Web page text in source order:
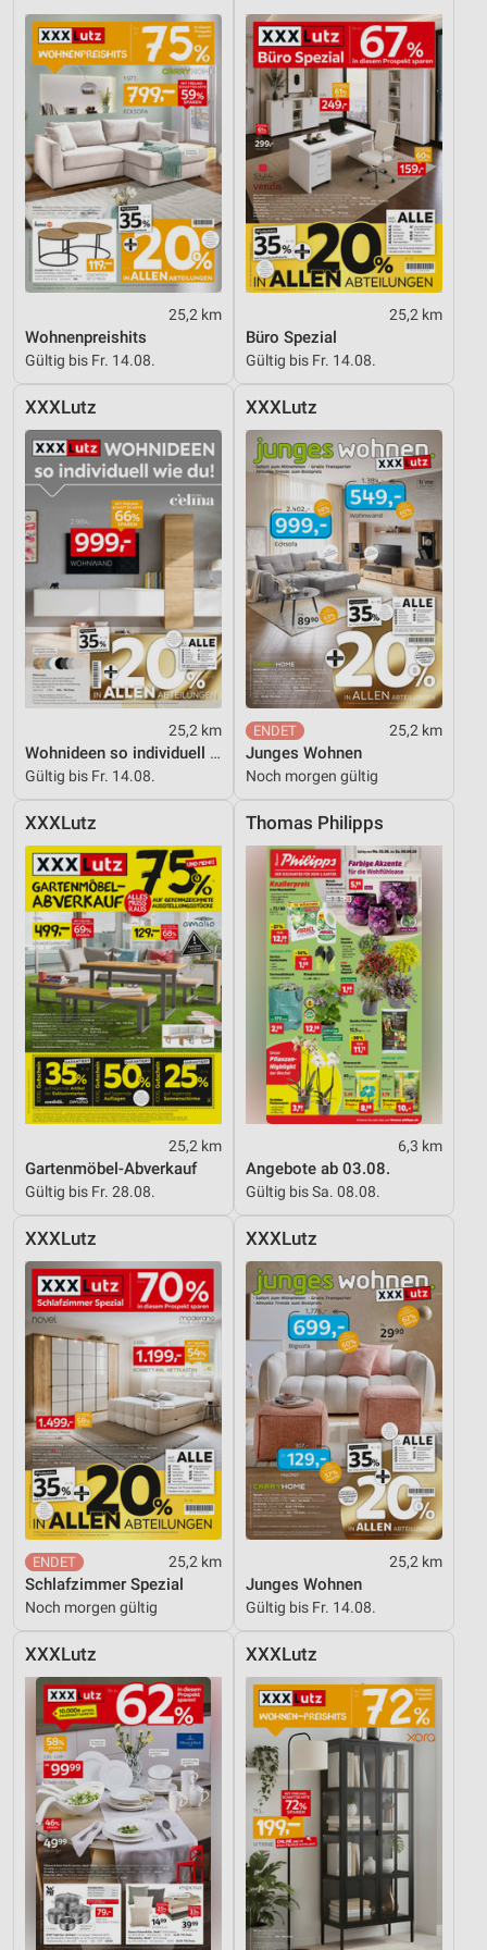
25,2 km
Wohnenpreishits
Gültig bis Fr. 14.08.
25,2 km
Büro Spezial
Gültig bis Fr. 14.08.
XXXLutz
25,2 km
Wohnideen so individuell wie du!
Gültig bis Fr. 14.08.
XXXLutz
25,2 km
Junges Wohnen
Noch morgen gültig
XXXLutz
25,2 km
Gartenmöbel-Abverkauf
Gültig bis Fr. 28.08.
Thomas Philipps
6,3 km
Angebote ab 03.08.
Gültig bis Sa. 08.08.
XXXLutz
25,2 km
Schlafzimmer Spezial
Noch morgen gültig
XXXLutz
25,2 km
Junges Wohnen
Gültig bis Fr. 14.08.
XXXLutz XXXLutz
Messung der Werbeleistung
Messung der Performance von Inhalten
Analyse von Zielgruppen durch Statistiken oder
Kombinationen von Daten aus verschiedenen
Quellen
Entwicklung und Verbesserung der Angebote
Verwendung reduzierter Daten zur Auswahl von
Inhalten
Verwendung genauer Standortdaten
Informationen identifizieren
Nicht-IAB-Verarbeitungszwecke:
Notwendig
Performance
Funktional
Werbung